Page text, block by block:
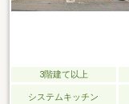
3階建て以上
システムキッチン